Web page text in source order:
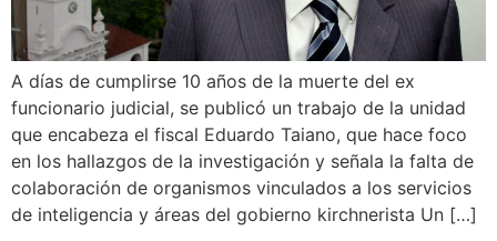
A días de cumplirse 10 años de la muerte del ex
funcionario judicial, se publicó un trabajo de la unidad
que encabeza el fiscal Eduardo Taiano, que hace foco
en los hallazgos de la investigación y señala la falta de
colaboración de organismos vinculados a los servicios
de inteligencia y áreas del gobierno kirchnerista Un […]